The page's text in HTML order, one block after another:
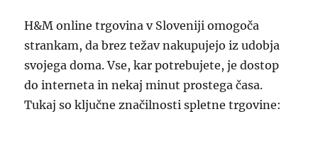
H&M online trgovina v Sloveniji omogoča
strankam, da brez težav nakupujejo iz udobja
svojega doma. Vse, kar potrebujete, je dostop
do interneta in nekaj minut prostega časa.
Tukaj so ključne značilnosti spletne trgovine: